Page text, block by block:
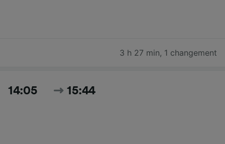
3 h 27 min, 1 changement
14:05 15:44